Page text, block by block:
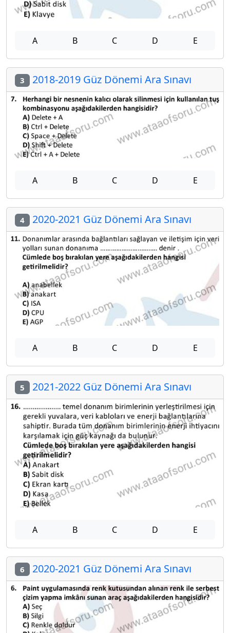
A B C D E
3 2018-2019 Güz Dönemi Ara Sınavı
A B C D E
4 2020-2021 Güz Dönemi Ara Sınavı
A B C D E
5 2021-2022 Güz Dönemi Ara Sınavı
A B C D E
6 2020-2021 Güz Dönemi Ara Sınavı